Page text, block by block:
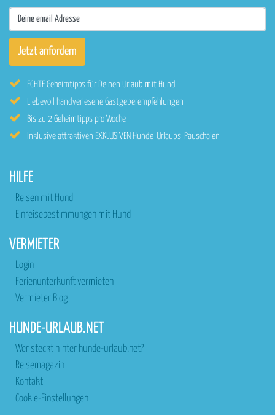
ECHTE Geheimtipps für Deinen Urlaub mit Hund
Liebevoll handverlesene Gastgeberempfehlungen
Bis zu 2 Geheimtipps pro Woche
Inklusive attraktiven EXKLUSIVEN Hunde-Urlaubs-Pauschalen
HILFE
Reisen mit Hund
Einreisebestimmungen mit Hund
VERMIETER
Login
Ferienunterkunft vermieten
Vermieter Blog
HUNDE-URLAUB.NET
Wer steckt hinter hunde-urlaub.net?
Reisemagazin
Kontakt
Cookie-Einstellungen